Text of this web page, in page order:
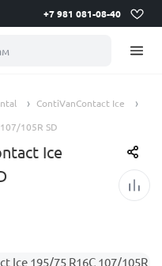
+7 981 081-08-40
ContiVanContact Ice
105R SD
Ice